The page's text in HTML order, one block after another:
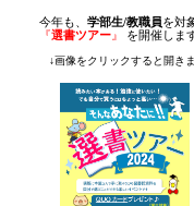
今年も、 学部生/教職員を対
『選書ツアー』 を開催しま
↓画像をクリックすると開き